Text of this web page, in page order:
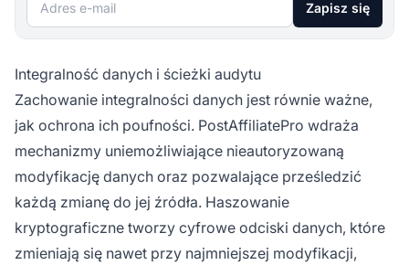
Zapisz się
Integralność danych i ścieżki audytu
Zachowanie integralności danych jest równie ważne,
jak ochrona ich poufności. PostAffiliatePro wdraża
mechanizmy uniemożliwiające nieautoryzowaną
modyfikację danych oraz pozwalające prześledzić
każdą zmianę do jej źródła. Haszowanie
kryptograficzne tworzy cyfrowe odciski danych, które
zmieniają się nawet przy najmniejszej modyfikacji,